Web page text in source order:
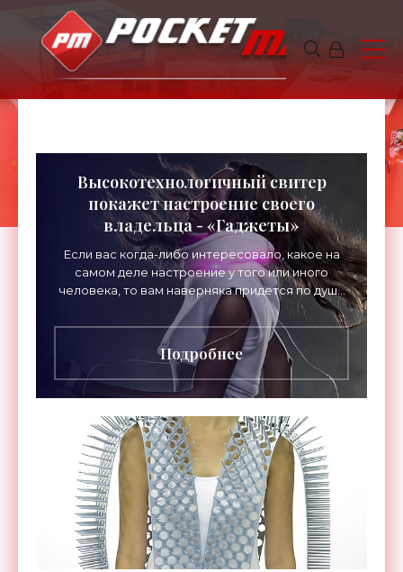
Высокотехнологичный свитер
покажет настроение своего
владельца - «Гаджеты»
Если вас когда-либо интересовало, какое на
самом деле настроение у того или иного
человека, то вам наверняка придется по душе
этот свитер-гаджет. Он называется GER Mood
Sweater и может с
Подробнее